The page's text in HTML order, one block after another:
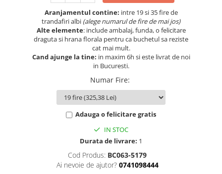
Aranjamentul contine: intre 19 si 35 fire de
trandafiri albi (alege numarul de fire de mai jos)
Alte elemente: include ambalaj, funda, o felicitare
draguta si hrana florala pentru ca buchetul sa reziste
cat mai mult.
Cand ajunge la tine: in maxim 6h si este livrat de noi
in Bucuresti.
Numar Fire:
Adauga o felicitare gratis
IN STOC
Durata de livrare: 1
Cod Produs: BC063-5179
Ai nevoie de ajutor? 0741098444